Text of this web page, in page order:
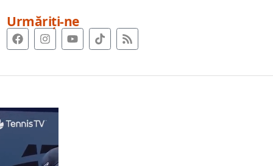
Urmăriți-ne